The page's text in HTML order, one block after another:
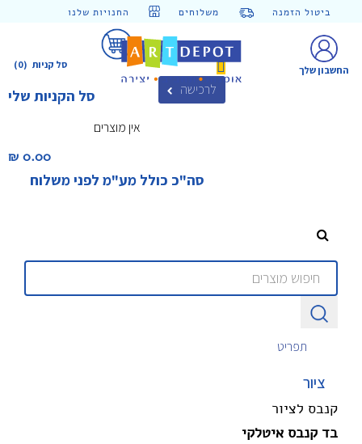
ביטול הזמנה משלוחים החנויות שלנו
(0) סל קניות
סל הקניות שלי לרכישה
אין מוצרים
0.00 ₪‎
סה"כ כולל מע"מ לפני משלוח
החשבון שלך
תפריט
ציור
קנבס לציור
בד קנבס איטלקי